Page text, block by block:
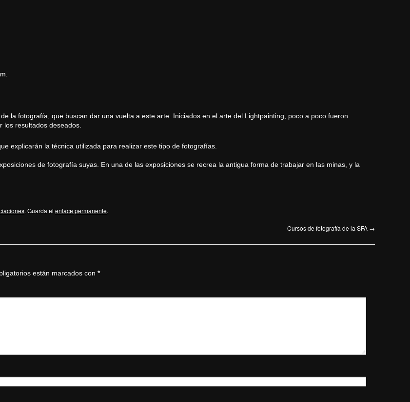
la fotografía, que buscan dar una vuelta a este arte. Iniciados en el arte del Lightpainting, poco a poco fueron
resultados deseados.
explicarán la técnica utilizada para realizar este tipo de fotografías.
de fotografía suyas. En una de las exposiciones se recrea la antigua forma de trabajar en las minas, y la
. Guarda el enlace permanente.
Cursos de fotografía de la SFA →
están marcados con *